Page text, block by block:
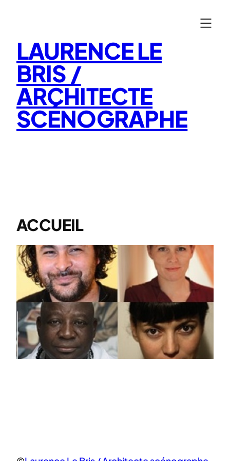
LAURENCE LE
BRIS /
ARCHITECTE
SCÉNOGRAPHE
ACCUEIL